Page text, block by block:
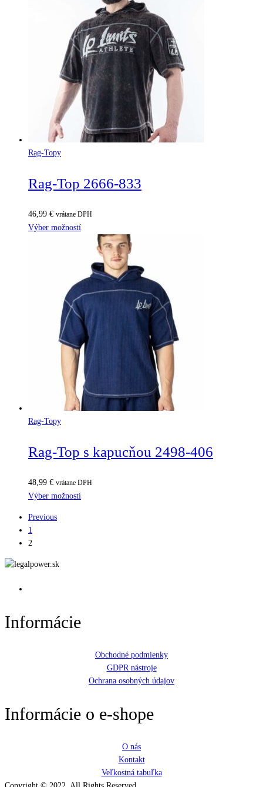
Rag-Topy
Rag-Top 2666-833
46,99 € vrátane DPH
Výber možností
Rag-Topy
Rag-Top s kapucňou 2498-406
48,99 € vrátane DPH
Výber možností
Previous
1
2
Informácie
Obchodné podmienky
GDPR nástroje
Ochrana osobných údajov
Informácie o e-shope
O nás
Kontakt
Veľkostná tabuľka